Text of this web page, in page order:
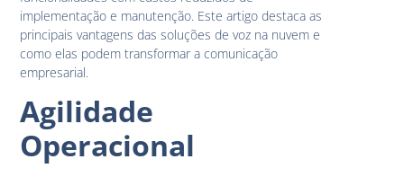
implementação e manutenção. Este artigo destaca as
principais vantagens das soluções de voz na nuvem e
como elas podem transformar a comunicação
empresarial.
Agilidade
Operacional